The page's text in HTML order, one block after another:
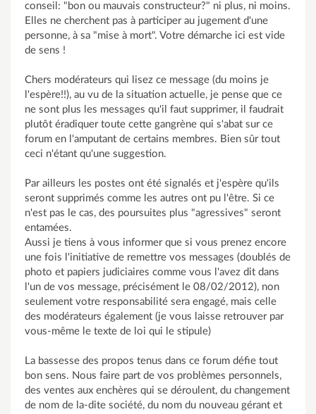
conseil: "bon ou mauvais constructeur?" ni plus, ni moins.
Elles ne cherchent pas à participer au jugement d'une
personne, à sa "mise à mort". Votre démarche ici est vide
de sens !
Chers modérateurs qui lisez ce message (du moins je
l'espère!!), au vu de la situation actuelle, je pense que ce
ne sont plus les messages qu'il faut supprimer, il faudrait
plutôt éradiquer toute cette gangrène qui s'abat sur ce
forum en l'amputant de certains membres. Bien sûr tout
ceci n'étant qu'une suggestion.
Par ailleurs les postes ont été signalés et j'espère qu'ils
seront supprimés comme les autres ont pu l'être. Si ce
n'est pas le cas, des poursuites plus "agressives" seront
entamées.
Aussi je tiens à vous informer que si vous prenez encore
une fois l'initiative de remettre vos messages (doublés de
photo et papiers judiciaires comme vous l'avez dit dans
l'un de vos message, précisément le 08/02/2012), non
seulement votre responsabilité sera engagé, mais celle
des modérateurs également (je vous laisse retrouver par
vous-même le texte de loi qui le stipule)
La bassesse des propos tenus dans ce forum défie tout
bon sens. Nous faire part de vos problèmes personnels,
des ventes aux enchères qui se déroulent, du changement
de nom de la-dite société, du nom du nouveau gérant et